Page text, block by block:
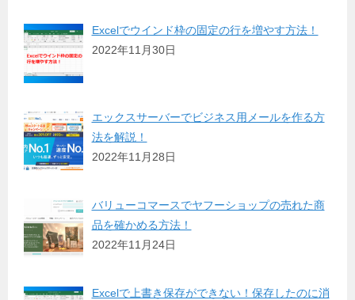
Excelでウインド枠の固定の行を増やす方法！
2022年11月30日
エックスサーバーでビジネス用メールを作る方
法を解説！
2022年11月28日
バリューコマースでヤフーショップの売れた商
品を確かめる方法！
2022年11月24日
Excelで上書き保存ができない！保存したのに消